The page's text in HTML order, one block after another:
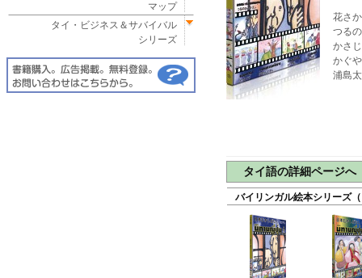
マップ
タイ・ビジネス＆サバイバル
シリーズ
花さ
つる
かさ
かぐ
浦島
タイ語の詳細ページへ
バイリンガル絵本シリーズ